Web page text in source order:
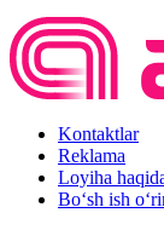
Kontaktlar
Reklama
Loyiha
Bo‘sh ish